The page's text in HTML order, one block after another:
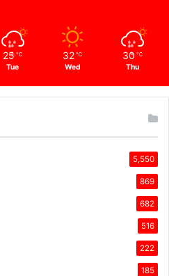
25 ℃
Tue
32 ℃
Wed
30 ℃
Thu
5,550
869
682
516
222
185